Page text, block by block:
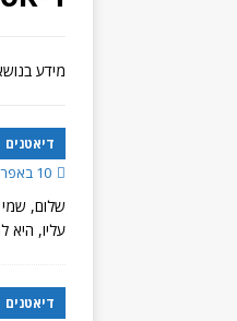
מידע
דיאטנים
10 באפריל 2012
שלום, שמי
עליו,
דיאטנים